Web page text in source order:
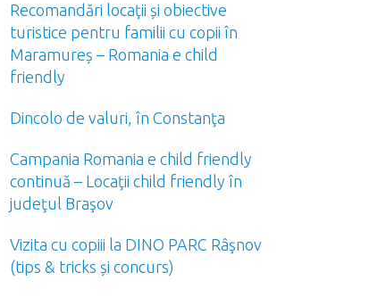
Recomandări locaţii și obiective
turistice pentru familii cu copii în
Maramureș – Romania e child
friendly
Dincolo de valuri, în Constanţa
Campania Romania e child friendly
continuă – Locaţii child friendly în
judeţul Braşov
Vizita cu copiii la DINO PARC Râşnov
(tips & tricks și concurs)